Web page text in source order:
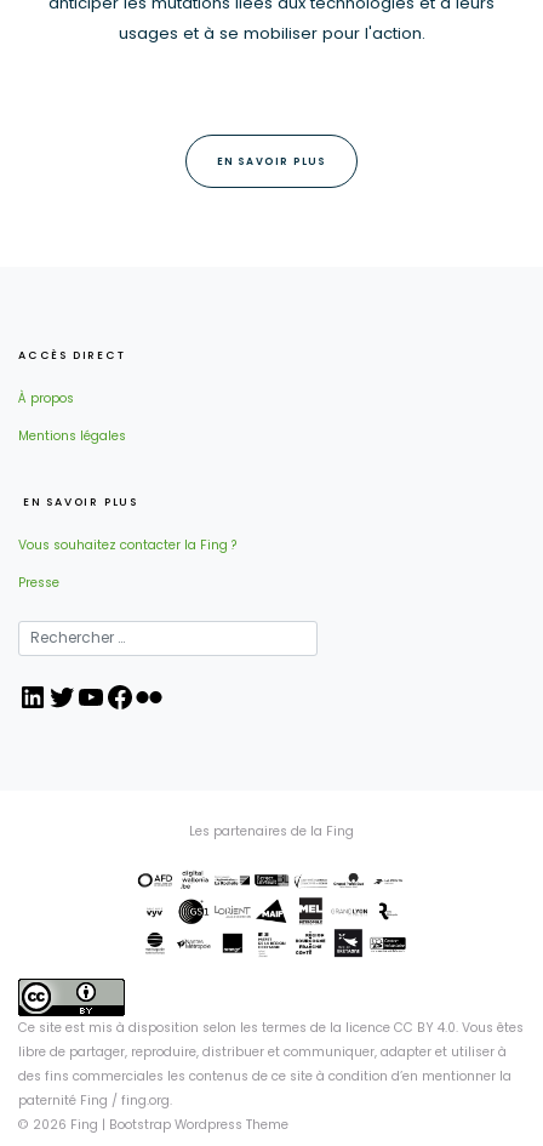
usages et à se mobiliser pour l'action.
EN SAVOIR PLUS
ACCÈS DIRECT
À propos
Mentions légales
EN SAVOIR PLUS
Vous souhaitez contacter la Fing ?
Presse
LinkedIn
Twitter
YouTube
Facebook
Flickr
Les partenaires de la Fing
Ce site est mis à disposition selon les termes de la licence CC BY 4.0. Vous êtes
libre de partager, reproduire, distribuer et communiquer, adapter et utiliser à
des fins commerciales les contenus de ce site à condition d’en mentionner la
paternité Fing / fing.org.
© 2026 Fing | Bootstrap Wordpress Theme